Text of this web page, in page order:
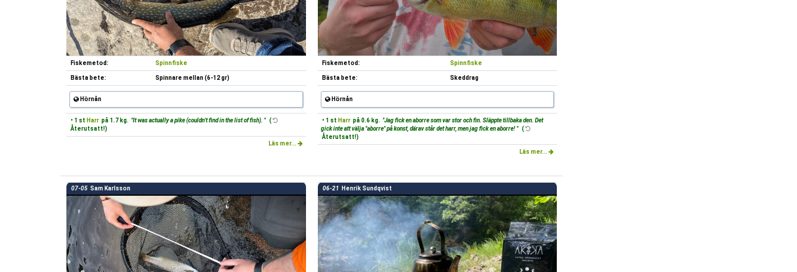
Fiskemetod: Spinnfiske
Bästa bete: Spinnare mellan (6-12 gr)
Hörnån
• 1 st Harr på 1.7 kg. "It was actually a pike (couldn't find in the list of fish). " (
Återutsatt!)
Läs mer...
Fiskemetod: Spinnfiske
Bästa bete: Skeddrag
Hörnån
• 1 st Harr på 0.6 kg. "Jag fick en aborre som var stor och fin. Släppte tillbaka den. Det
gick inte att välja "aborre" på konst, därav står det harr, men jag fick en aborre! " (
Återutsatt!)
Läs mer...
07-05 Sam Karlsson 06-21 Henrik Sundqvist